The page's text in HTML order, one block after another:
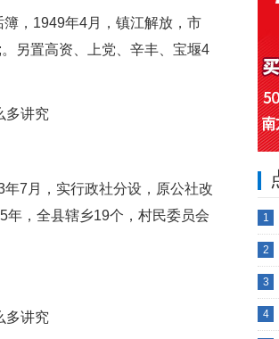
，1949年4月，镇江解放，市
;。另置高资、上党、辛丰、宝堰4
7月，实行政社分设，原公社改
年，全县辖乡19个，村民委员会
1
2
3
4